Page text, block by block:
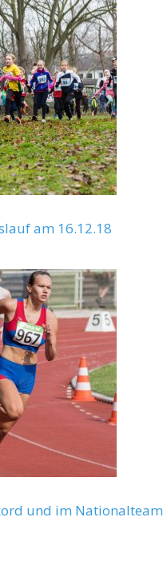
am 16.12.18
und im Nationalteam